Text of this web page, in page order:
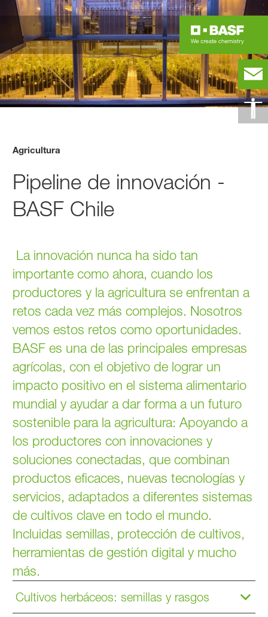
Agricultura
Pipeline de innovación -
BASF Chile
La innovación nunca ha sido tan
importante como ahora, cuando los
productores y la agricultura se enfrentan a
retos cada vez más complejos. Nosotros
vemos estos retos como oportunidades.
BASF es una de las principales empresas
agrícolas, con el objetivo de lograr un
impacto positivo en el sistema alimentario
mundial y ayudar a dar forma a un futuro
sostenible para la agricultura: Apoyando a
los productores con innovaciones y
soluciones conectadas, que combinan
productos eficaces, nuevas tecnologías y
servicios, adaptados a diferentes sistemas
de cultivos clave en todo el mundo.
Incluidas semillas, protección de cultivos,
herramientas de gestión digital y mucho
más.
Cultivos herbáceos: semillas y rasgos